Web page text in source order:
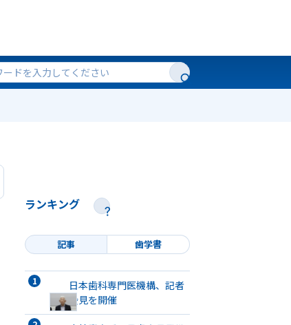
ランキング
記事 歯学書
日本歯科専門医機構、記者
会見を開催